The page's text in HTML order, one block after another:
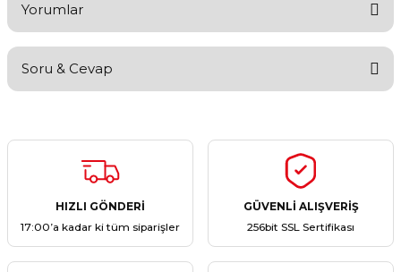
Yorumlar
Yorum Yaz
Soru & Cevap
Ürün hakkında henüz soru sorulmamış.
HIZLI GÖNDERİ
17:00’a kadar ki tüm siparişler
GÜVENLİ ALIŞVERİŞ
256bit SSL Sertifikası